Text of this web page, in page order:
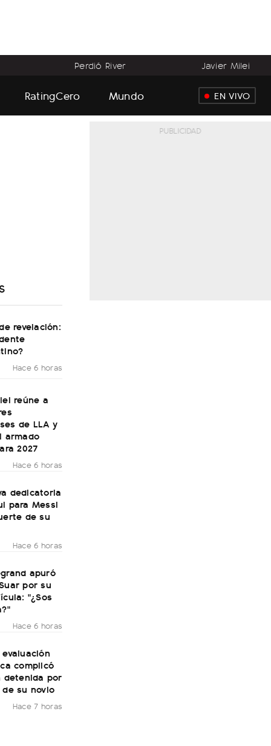
Perdió River Javier Milei
RatingCero Mundo EN VIVO
revelación:
Hace 6 horas
reúne a
de LLA y
armado
2027
Hace 6 horas
dedicatoria
para Messi
de su
Hace 6 horas
apuró
por su
"¿Sos
Hace 6 horas
complicó
detenida por
su novio
Hace 7 horas